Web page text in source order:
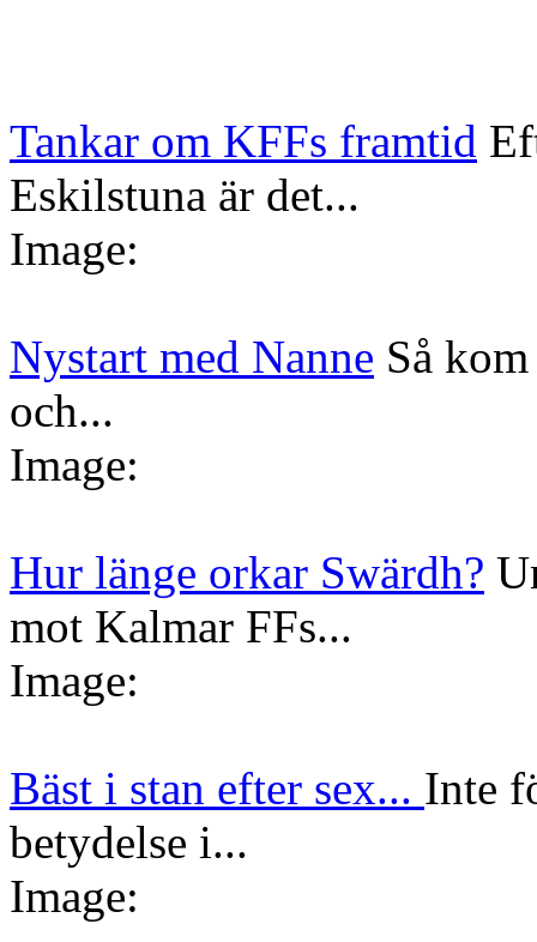
Tankar om KFFs framtid
Eskilstuna är det...
Image:
Nystart med Nanne Så
och...
Image:
Hur länge orkar Swärdh?
mot Kalmar FFs...
Image:
Bäst i stan efter sex... Inte
betydelse i...
Image: